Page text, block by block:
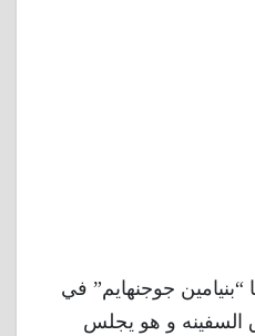
“بنيامين جوجنهايم” في
السفينه و هو يجلس